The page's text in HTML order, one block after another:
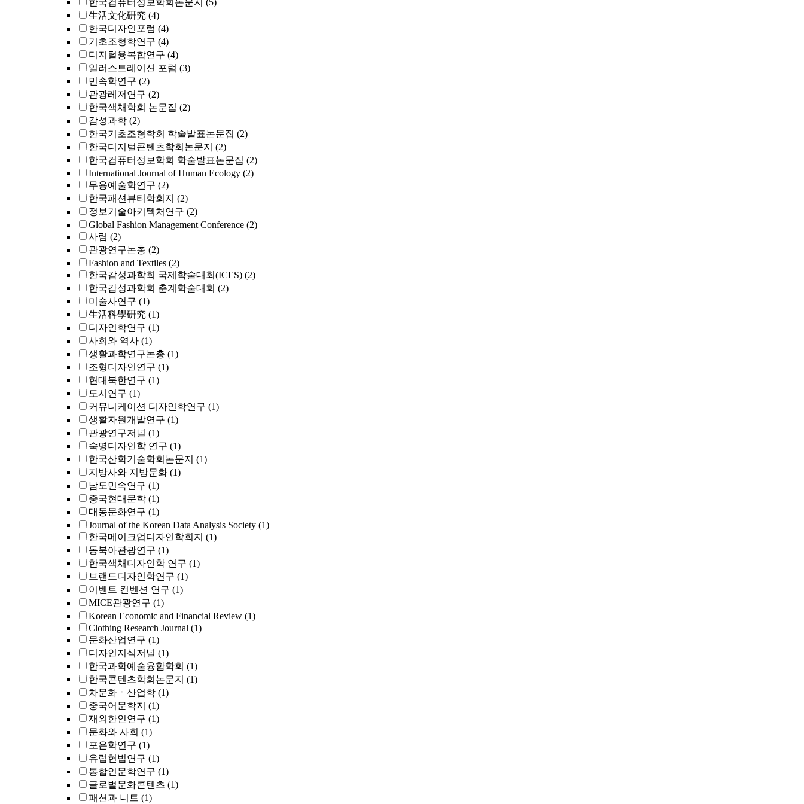
한국컴퓨터정보학회논문지 (5)
生活文化硏究 (4)
한국디자인포럼 (4)
기초조형학연구 (4)
디지털융복합연구 (4)
일러스트레이션 포럼 (3)
민속학연구 (2)
관광레저연구 (2)
한국색채학회 논문집 (2)
감성과학 (2)
한국기초조형학회 학술발표논문집 (2)
한국디지털콘텐츠학회논문지 (2)
한국컴퓨터정보학회 학술발표논문집 (2)
International Journal of Human Ecology (2)
무용예술학연구 (2)
한국패션뷰티학회지 (2)
정보기술아키텍처연구 (2)
Global Fashion Management Conference (2)
사림 (2)
관광연구논총 (2)
Fashion and Textiles (2)
한국감성과학회 국제학술대회(ICES) (2)
한국감성과학회 춘계학술대회 (2)
미술사연구 (1)
生活科學硏究 (1)
디자인학연구 (1)
사회와 역사 (1)
생활과학연구논총 (1)
조형디자인연구 (1)
현대북한연구 (1)
도시연구 (1)
커뮤니케이션 디자인학연구 (1)
생활자원개발연구 (1)
관광연구저널 (1)
숙명디자인학 연구 (1)
한국산학기술학회논문지 (1)
지방사와 지방문화 (1)
남도민속연구 (1)
중국현대문학 (1)
대동문화연구 (1)
Journal of the Korean Data Analysis Society (1)
한국메이크업디자인학회지 (1)
동북아관광연구 (1)
한국색채디자인학 연구 (1)
브랜드디자인학연구 (1)
이벤트 컨벤션 연구 (1)
MICE관광연구 (1)
Korean Economic and Financial Review (1)
Clothing Research Journal (1)
문화산업연구 (1)
디자인지식저널 (1)
한국과학예술융합학회 (1)
한국콘텐츠학회논문지 (1)
차문화ㆍ산업학 (1)
중국어문학지 (1)
재외한인연구 (1)
문화와 사회 (1)
포은학연구 (1)
유럽헌법연구 (1)
통합인문학연구 (1)
글로벌문화콘텐츠 (1)
패션과 니트 (1)